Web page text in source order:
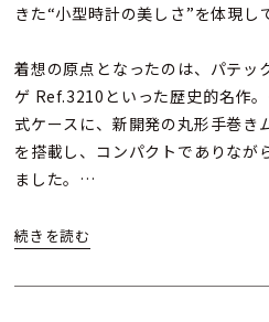
きた“小型時計の美しさ”を体現し
着想の原点となったのは、パテッ
ゲ Ref.3210といった歴史的名作
式ケースに、新開発の丸形手巻き
を搭載し、コンパクトでありなが
ました。
さらに、シースルーケースバック
シカルな佇まいと現代的な精密感